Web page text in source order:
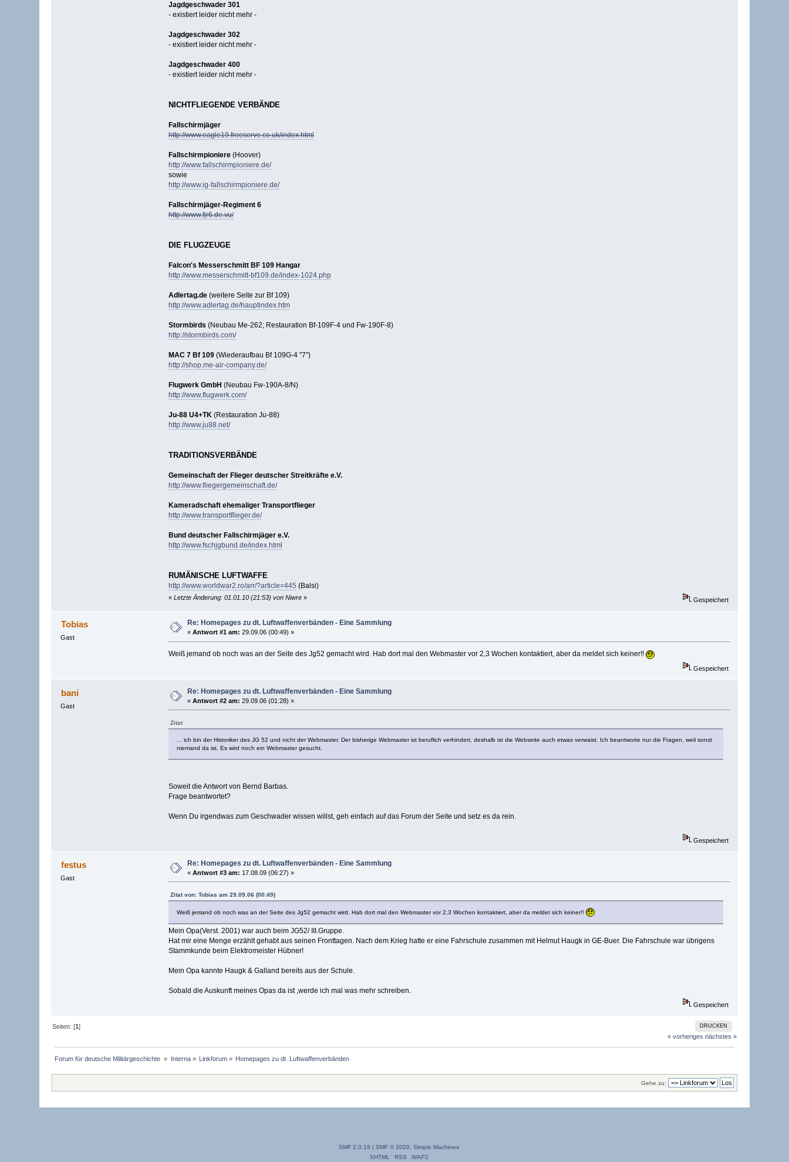
Jagdgeschwader 301
- existiert leider nicht mehr -
Jagdgeschwader 302
- existiert leider nicht mehr -
Jagdgeschwader 400
- existiert leider nicht mehr -
NICHTFLIEGENDE VERBÄNDE
Fallschirmjäger
http://www.eagle19.freeserve.co.uk/index.html
Fallschirmpioniere(Hoover)
http://www.fallschirmpioniere.de/
sowie
http://www.ig-fallschirmpioniere.de/
Fallschirmjäger-Regiment 6
http://www.fjr6.de.vu/
DIE FLUGZEUGE
Falcon's Messerschmitt BF 109 Hangar
http://www.messerschmitt-bf109.de/index-1024.php
Adlertag.de(weitere Seite zur Bf 109)
http://www.adlertag.de/hauptindex.htm
Stormbirds (Neubau Me-262; Restauration Bf-109F-4 und Fw-190F-8)
http://stormbirds.com/
MAC 7 Bf 109(Wiederaufbau Bf 109G-4 "7")
http://shop.me-air-company.de/
Flugwerk GmbH (Neubau Fw-190A-8/N)
http://www.flugwerk.com/
Ju-88 U4+TK(Restauration Ju-88)
http://www.ju88.net/
TRADITIONSVERBÄNDE
Gemeinschaft der Flieger deutscher Streitkräfte e.V.
http://www.fliegergemeinschaft.de/
Kameradschaft ehemaliger Transportflieger
http://www.transportflieger.de/
Bund deutscher Fallschirmjäger e.V.
http://www.fschjgbund.de/index.html
RUMÄNISCHE LUFTWAFFE
http://www.worldwar2.ro/arr/?article=445 (Balsi)
« Letzte Änderung: 01.01.10 (21:53) von Niwre» Gespeichert
Tobias
Gast
Re: Homepages zu dt. Luftwaffenverbänden - Eine Sammlung
«Antwort #1 am: 29.09.06 (00:49) »
Weiß jemand ob noch was an der Seite des Jg52 gemacht wird. Hab dort mal den Webmaster vor 2,3 Wochen kontaktiert, aber da meldet sich keiner!!
Gespeichert
bani
Gast
Re: Homepages zu dt. Luftwaffenverbänden - Eine Sammlung
«Antwort #2 am: 29.09.06 (01:28) »
Zitat
... ich bin der Historiker des JG 52 und nicht der Webmaster. Der bisherige Webmaster ist beruflich verhindert, deshalb ist die Webseite auch etwas verwaist. Ich beantworte nur die Fragen, weil sonst
niemand da ist. Es wird noch ein Webmaster gesucht.
Soweit die Antwort von Bernd Barbas.
Frage beantwortet?
Wenn Du irgendwas zum Geschwader wissen willst, geh einfach auf das Forum der Seite und setz es da rein.
Gespeichert
festus
Gast
Re: Homepages zu dt. Luftwaffenverbänden - Eine Sammlung
«Antwort #3 am: 17.08.09 (06:27) »
Zitat von: Tobias am 29.09.06 (00:49)
Weiß jemand ob noch was an der Seite des Jg52 gemacht wird. Hab dort mal den Webmaster vor 2,3 Wochen kontaktiert, aber da meldet sich keiner!!
Mein Opa(Verst. 2001) war auch beim JG52/ III.Gruppe.
Hat mir eine Menge erzählt gehabt aus seinen Fronttagen. Nach dem Krieg hatte er eine Fahrschule zusammen mit Helmut Haugk in GE-Buer. Die Fahrschule war übrigens
Stammkunde beim Elektromeister Hübner!
Mein Opa kannte Haugk & Galland bereits aus der Schule.
Sobald die Auskunft meines Opas da ist ,werde ich mal was mehr schreiben.
Gespeichert
DRUCKEN
Seiten: [1]
« vorheriges nächstes »
Forum für deutsche Militärgeschichte » Interna» Linkforum » Homepages zu dt. Luftwaffenverbänden
Gehe zu:
SMF 2.0.19 | SMF © 2020
Simple Machines
XHTML
RSS WAP2